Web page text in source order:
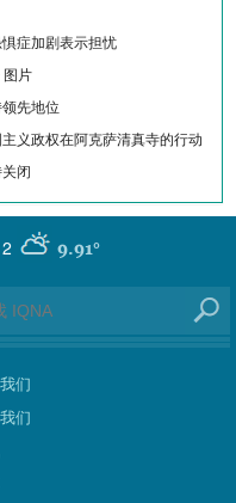
症加剧表示担忧
图片
先地位
义政权在阿克萨清真寺的行动
闭
9.91°
们
们